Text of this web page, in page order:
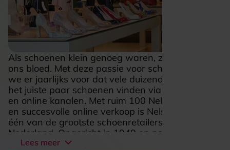
Als schoenen klein genoeg waren, zaten ze in
ons bloed. Met deze passie voor schoenen zorgen
we er jaarlijks voor dat vele duizenden klanten
het juiste paar schoenen vinden via onze winkels
en online kanalen. Met ruim 100 Nelson winkels
en succesvolle online verkoop is Nelson Schoenen
één van de grootste schoenretailers van
Nederland. Opgericht in 1949 en nog altijd een
vooruitstrevend en ambitieus familiebedrijf.
Lees meer